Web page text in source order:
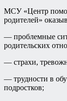
МСУ «Центр
родителей»
— проблемные
родительских
— страхи,
— трудности в
подростков;